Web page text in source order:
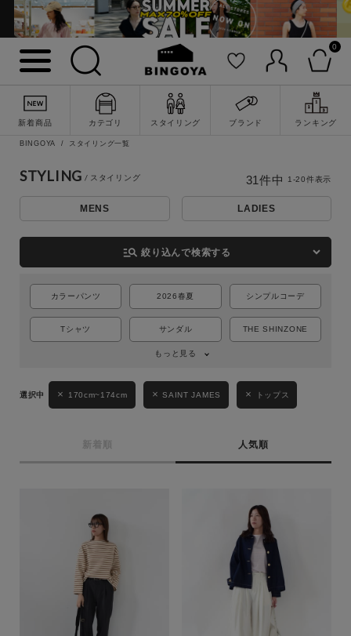
0
新着商品 カテゴリ スタイリング ブランド ランキング
詳細検索
BINGOYA スタイリング一覧
STYLING
MENS LADIES
manage_search 絞り込んで検索する
カラーパンツ 2026春夏 シンプルコーデ
Tシャツ サンダル THE SHINZONE
もっと見る
170cm~174cm SAINT JAMES トップス
新着順 人気順
31 件中 1-20件表示